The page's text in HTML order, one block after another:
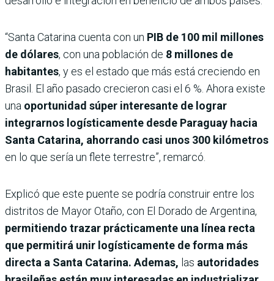
“Santa Catarina cuenta con un PIB de 100 mil millones
de dólares, con una población de 8 millones de
habitantes, y es el estado que más está creciendo en
Brasil. El año pasado crecieron casi el 6 %. Ahora existe
una oportunidad súper interesante de lograr
integrarnos logísticamente desde Paraguay hacia
Santa Catarina, ahorrando casi unos 300 kilómetros
en lo que sería un flete terrestre”, remarcó.
Explicó que este puente se podría construir entre los
distritos de Mayor Otaño, con El Dorado de Argentina,
permitiendo trazar prácticamente una línea recta
que permitirá unir logísticamente de forma más
directa a Santa Catarina. Ademas, las autoridades